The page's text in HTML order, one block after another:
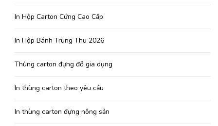
In Hộp Carton Cứng Cao Cấp
In Hộp Bánh Trung Thu 2026
Thùng carton đựng đồ gia dụng
In thùng carton theo yêu cầu
In thùng carton đựng nông sản